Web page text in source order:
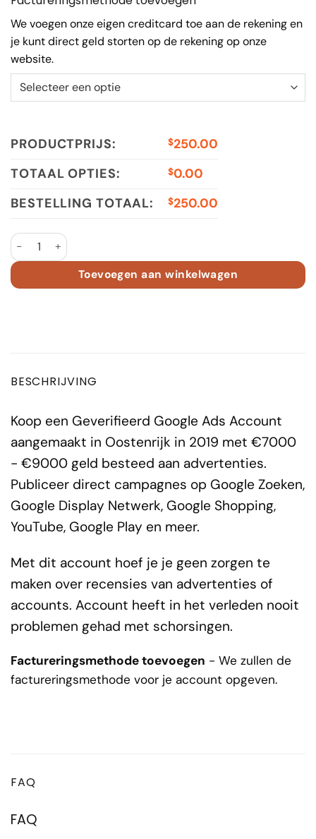
We voegen onze eigen creditcard toe aan de rekening en
je kunt direct geld storten op de rekening op onze
website.
PRODUCTPRIJS: $250.00
TOTAAL OPTIES:
$0.00
BESTELLING TOTAAL:
$250.00
Google Ads Account 2019 AT Spent €7000 - €9000 aantal
Toevoegen aan winkelwagen
BESCHRIJVING
Koop een Geverifieerd Google Ads Account
aangemaakt in Oostenrijk in 2019 met €7000
- €9000 geld besteed aan advertenties.
Publiceer direct campagnes op Google Zoeken,
Google Display Netwerk, Google Shopping,
YouTube, Google Play en meer.
Met dit account hoef je je geen zorgen te
maken over recensies van advertenties of
accounts. Account heeft in het verleden nooit
problemen gehad met schorsingen.
Factureringsmethode toevoegen - We zullen de
factureringsmethode voor je account opgeven.
FAQ
FAQ